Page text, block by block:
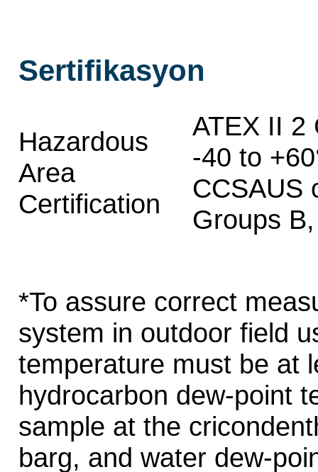
Sertifikasyon
Hazardous
Area
Certification
ATEX II 2
-40 to
CCSAUS
Groups
*To assure correct
system in outdoor field
temperature must be at
hydrocarbon dew-point
sample at the
barg, and water dew-